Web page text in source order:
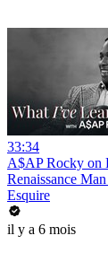
33:34
A$AP Rocky on
Renaissance
Esquire
il y a 6 mois